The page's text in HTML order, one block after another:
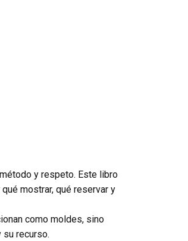
y respeto. Este libro
mostrar, qué reservar y
como moldes, sino
su recurso.